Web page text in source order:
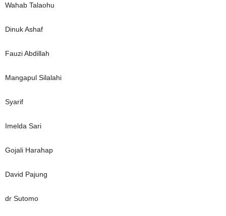
Wahab Talaohu
Dinuk Ashaf
Fauzi Abdillah
Mangapul Silalahi
Syarif
Imelda Sari
Gojali Harahap
David Pajung
dr Sutomo